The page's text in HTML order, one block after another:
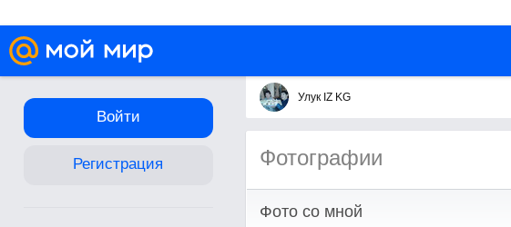
Войти
Регистрация
Улук IZ KG
Фотографии
Фото со мной